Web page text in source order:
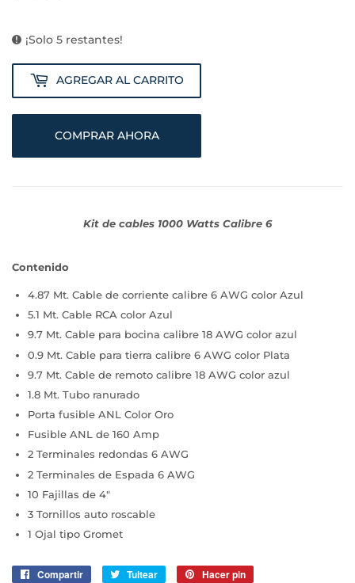
¡Solo 5 restantes!
AGREGAR AL CARRITO
COMPRAR AHORA
Kit de cables 1000 Watts Calibre 6
Contenido
4.87 Mt. Cable de corriente calibre 6 AWG color Azul
5.1 Mt. Cable RCA color Azul
9.7 Mt. Cable para bocina calibre 18 AWG color azul
0.9 Mt. Cable para tierra calibre 6 AWG color Plata
9.7 Mt. Cable de remoto calibre 18 AWG color azul
1.8 Mt. Tubo ranurado
Porta fusible ANL Color Oro
Fusible ANL de 160 Amp
2 Terminales redondas 6 AWG
2 Terminales de Espada 6 AWG
10 Fajillas de 4"
3 Tornillos auto roscable
1 Ojal tipo Gromet
Compartir
CompartirTuitear
Tuitear Hacer pin